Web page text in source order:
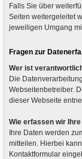
Falls Sie über
Seiten weitergeleitet
jeweiligen Umgang
Fragen zur
Wer ist
Die
Webseitenbetreiber.
dieser Webseite
Wie erfassen wir
Ihre Daten werden
mitteilen. Hierbei
Kontaktformular